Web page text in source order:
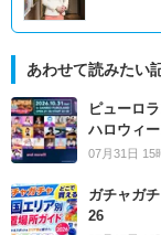
あわせて読みたい
ピューロ
ハロウィ
07月31日 15
ガチャガ
26